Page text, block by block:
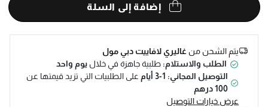
إضافة إلى السلة
يتم الشحن منغاليري لافاييت دبي مول
الطلب والاستلام: طلبية جاهزة في خلال يوم واحد
التوصيل المجاني: 1-3 أيام
على الطلبيات التي تزيد قيمتها عن
100 درهم
عرض خيارات التوصيل